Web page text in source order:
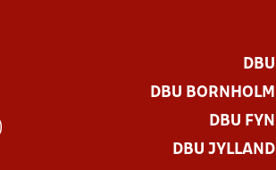
DBU
DBU BORNHOLM
DBU FYN
DBU JYLLAND